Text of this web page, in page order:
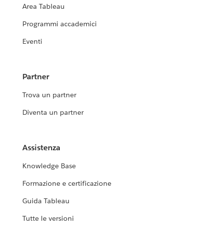
Area Tableau
Programmi accademici
Eventi
Partner
Trova un partner
Diventa un partner
Assistenza
Knowledge Base
Formazione e certificazione
Guida Tableau
Tutte le versioni